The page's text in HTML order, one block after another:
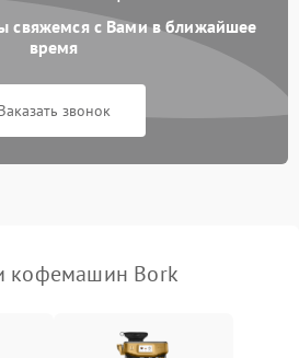
свяжемся с Вами в ближайшее
время
звонок
кофемашин Bork